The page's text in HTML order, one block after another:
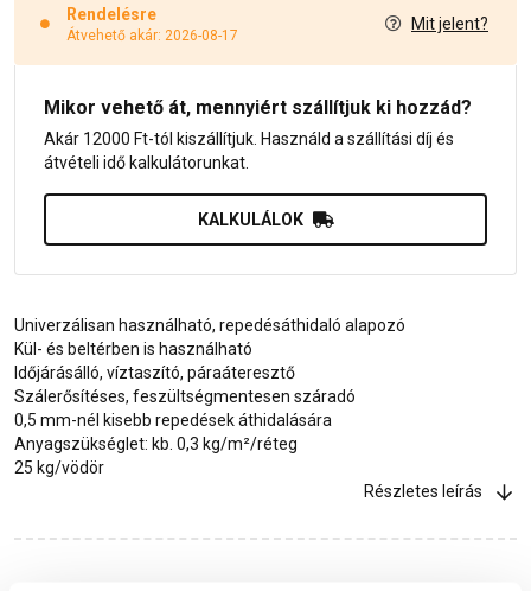
Rendelésre
Átvehető akár: 2026-08-17
Mit jelent?
Mikor vehető át, mennyiért szállítjuk ki hozzád?
Akár 12000 Ft-tól kiszállítjuk. Használd a szállítási díj és
átvételi idő kalkulátorunkat.
KALKULÁLOK
Univerzálisan használható, repedésáthidaló alapozó
Kül- és beltérben is használható
Időjárásálló, víztaszító, páraáteresztő
Szálerősítéses, feszültségmentesen száradó
0,5 mm-nél kisebb repedések áthidalására
Anyagszükséglet: kb. 0,3 kg/m²/réteg
25 kg/vödör
Részletes leírás